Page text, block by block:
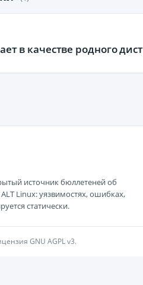
в качестве родного
источник бюллетеней об
Linux: уязвимостях, ошибках,
статически.
GNU AGPL v3.